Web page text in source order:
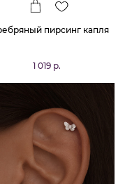
пирсинг капля
1 019 р.